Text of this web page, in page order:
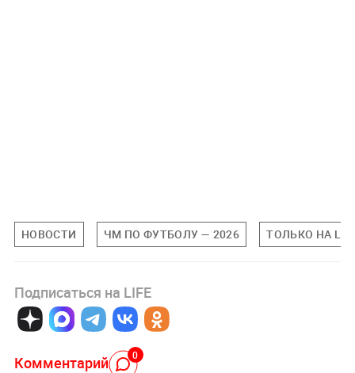
НОВОСТИ ЧМ ПО ФУТБОЛУ — 2026 ТОЛЬКО НА
Подписаться на LIFE
Комментарий 0